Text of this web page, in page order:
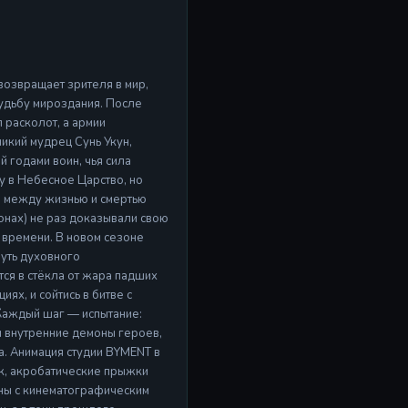
зрителя в мир,
мироздания. После
а армии
мудрец Сунь Укун,
годами воин, чья сила
в Небесное Царство, но
между жизнью и смертью
не раз доказывали свою
времени. В новом сезоне
духовного
в стёкла от жара падших
и сойтись в битве с
шаг — испытание:
демоны героев,
Анимация студии BYMENT в
акробатические прыжки
с кинематографическим